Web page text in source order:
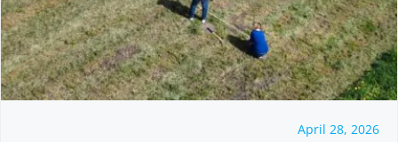
April 28, 2026